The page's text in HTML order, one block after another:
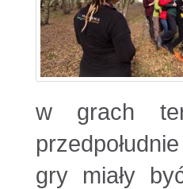
w grach
gry miały